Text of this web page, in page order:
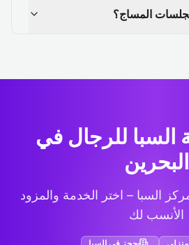
المساج؟
السبا للرجال في
البحرين
السبا – اختر الخدمة والمزود
الأنسب لك